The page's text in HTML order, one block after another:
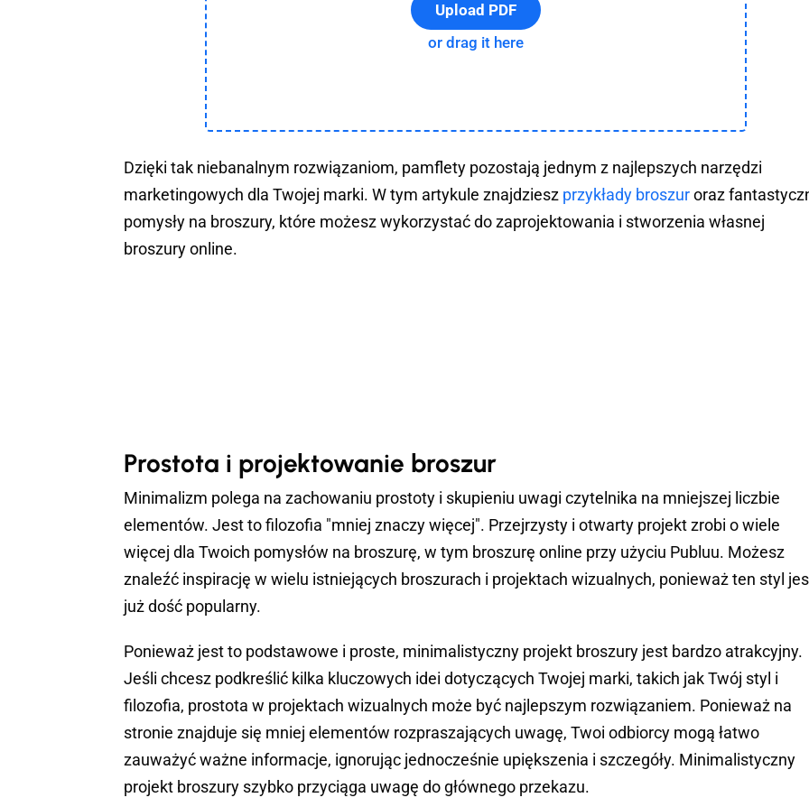
Upload PDF
or drag it here
Dzięki tak niebanalnym rozwiązaniom, pamflety pozostają jednym z najlepszych narzędzi
marketingowych dla Twojej marki. W tym artykule znajdziesz przykłady broszuroraz
pomysły na broszury, które możesz wykorzystać do zaprojektowania i stworzenia własnej
broszury online.
Prostota i projektowanie broszur
Minimalizm polega na zachowaniu prostoty i skupieniu uwagi czytelnika na mniejszej liczbie
elementów. Jest to filozofia "mniej znaczy więcej". Przejrzysty i otwarty projekt zrobi o wiele
więcej dla Twoich pomysłów na broszurę, w tym broszurę online przy użyciu Publuu. Możesz
znaleźć inspirację w wielu istniejących broszurach i projektach wizualnych, ponieważ ten styl
już dość popularny.
Ponieważ jest to podstawowe i proste, minimalistyczny projekt broszury jest bardzo atrakcyjny.
Jeśli chcesz podkreślić kilka kluczowych idei dotyczących Twojej marki, takich jak Twój styl i
filozofia, prostota w projektach wizualnych może być najlepszym rozwiązaniem. Ponieważ na
stronie znajduje się mniej elementów rozpraszających uwagę, Twoi odbiorcy mogą łatwo
zauważyć ważne informacje, ignorując jednocześnie upiększenia i szczegóły. Minimalistyczny
projekt broszury szybko przyciąga uwagę do głównego przekazu.